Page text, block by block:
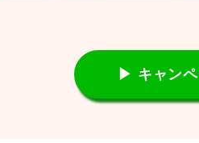
▶ キャン